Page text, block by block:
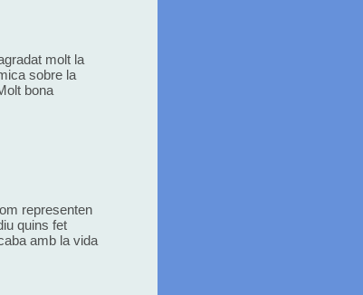
molt la
sobre la
bona
representen
quins fet
amb la vida